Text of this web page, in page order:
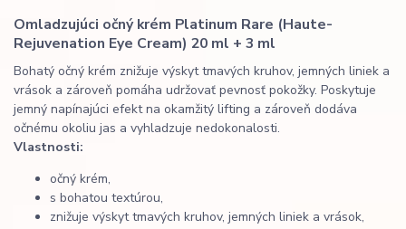
Omladzujúci očný krém Platinum Rare (Haute-
Rejuvenation Eye Cream) 20 ml + 3 ml
Bohatý očný krém znižuje výskyt tmavých kruhov, jemných liniek a
vrások a zároveň pomáha udržovať pevnosť pokožky. Poskytuje
jemný napínajúci efekt na okamžitý lifting a zároveň dodáva
očnému okoliu jas a vyhladzuje nedokonalosti.
Vlastnosti:
očný krém,
s bohatou textúrou,
znižuje výskyt tmavých kruhov, jemných liniek a vrások,